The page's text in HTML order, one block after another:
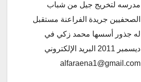
مدرسه لتخريج جيل من شباب
الصحفيين جريدة الفراعنة مستقبل
له جذور أسسها محمد زكي في
ديسمبر 2011 البريد الإلكتروني
alfaraena1@gmail.com